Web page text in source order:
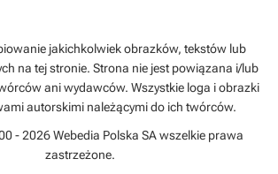
jakichkolwiek obrazków, tekstów lub
na tej stronie. Strona nie jest powiązana i/lub
ani wydawców. Wszystkie loga i obrazki
autorskimi należącymi do ich twórców.
- 2026 Webedia Polska SA wszelkie prawa
zastrzeżone.